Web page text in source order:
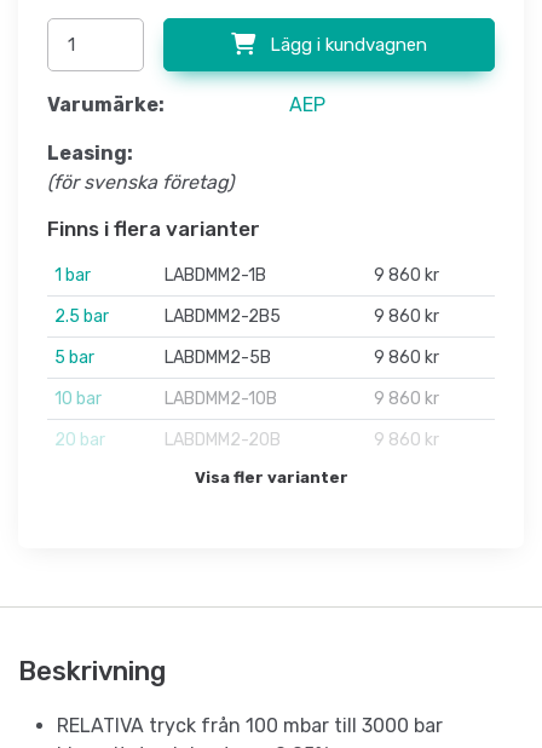
Lägg i kundvagnen
Varumärke: AEP
Leasing:
(för svenska företag)
Finns i flera varianter
1 bar LABDMM2-1B
9 860 kr
2.5 bar
LABDMM2-2B5
9 860 kr
5 bar
LABDMM2-5B
9 860 kr
10 bar
LABDMM2-10B
9 860 kr
20 bar
LABDMM2-20B 9 860 kr
Visa fler varianter
Beskrivning
RELATIVA tryck från 100 mbar till 3000 bar